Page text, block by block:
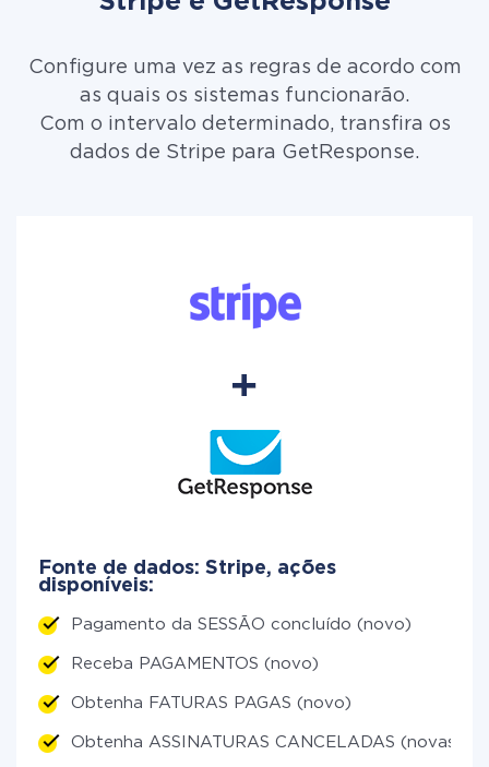
Configure uma vez as regras de acordo com
as quais os sistemas funcionarão.
Com o intervalo determinado, transfira os
dados de Stripe para GetResponse.
Fonte de dados: Stripe, ações
disponíveis:
Pagamento da SESSÃO concluído (novo)
Receba PAGAMENTOS (novo)
Obtenha FATURAS PAGAS (novo)
Obtenha ASSINATURAS CANCELADAS (novas)